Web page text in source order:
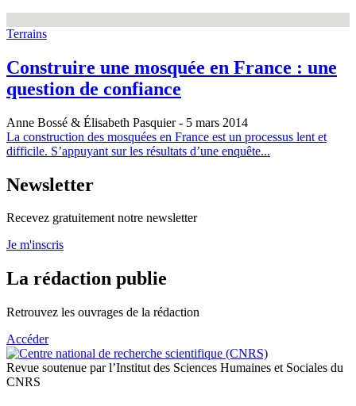
Terrains
Construire une mosquée en France : une
question de confiance
Anne Bossé & Élisabeth Pasquier- 5 mars 2014
La construction des mosquées en France est un processus lent et
difficile. S’appuyant sur les résultats d’une enquête...
Newsletter
Recevez gratuitement notre newsletter
Je m'inscris
La rédaction publie
Retrouvez les ouvrages de la rédaction
Accéder
Revue soutenue par l’Institut des Sciences Humaines et Sociales du
CNRS